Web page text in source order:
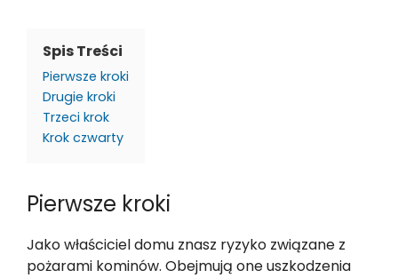
Spis Treści
Pierwsze kroki
Drugie kroki
Trzeci krok
Krok czwarty
Pierwsze kroki
Jako właściciel domu znasz ryzyko związane z
pożarami kominów. Obejmują one uszkodzenia